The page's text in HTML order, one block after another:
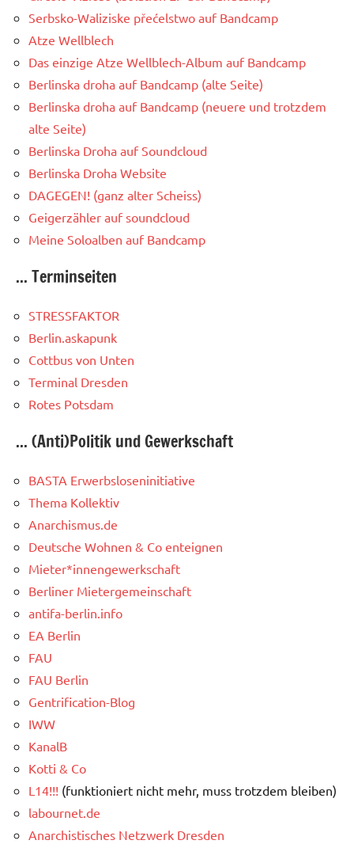
Serbsko-Waliziske přećelstwo auf Bandcamp
Atze Wellblech
Das einzige Atze Wellblech-Album auf Bandcamp
Berlinska droha auf Bandcamp (alte Seite)
Berlinska droha auf Bandcamp (neuere und trotzdem
alte Seite)
Berlinska Droha auf Soundcloud
Berlinska Droha Website
DAGEGEN! (ganz alter Scheiss)
Geigerzähler auf soundcloud
Meine Soloalben auf Bandcamp
... Terminseiten
STRESSFAKTOR
Berlin.askapunk
Cottbus von Unten
Terminal Dresden
Rotes Potsdam
... (Anti)Politik und Gewerkschaft
BASTA Erwerbsloseninitiative
Thema Kollektiv
Anarchismus.de
Deutsche Wohnen & Co enteignen
Mieter*innengewerkschaft
Berliner Mietergemeinschaft
antifa-berlin.info
EA Berlin
FAU
FAU Berlin
Gentrification-Blog
IWW
KanalB
Kotti & Co
L14!!! (funktioniert nicht mehr, muss trotzdem bleiben)
labournet.de
Anarchistisches Netzwerk Dresden